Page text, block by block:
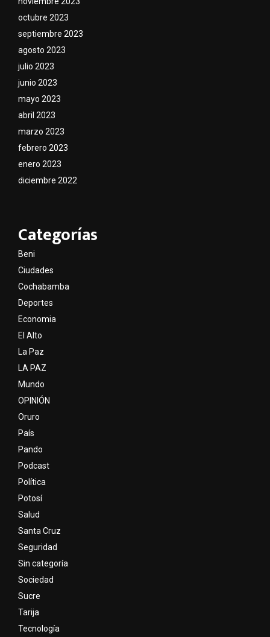
octubre 2023
septiembre 2023
agosto 2023
julio 2023
junio 2023
mayo 2023
abril 2023
marzo 2023
febrero 2023
enero 2023
diciembre 2022
Categorías
Beni
Ciudades
Cochabamba
Deportes
Economia
El Alto
La Paz
LA PAZ
Mundo
OPINIÓN
Oruro
País
Pando
Podcast
Política
Potosí
Salud
Santa Cruz
Seguridad
Sin categoría
Sociedad
Sucre
Tarija
Tecnología